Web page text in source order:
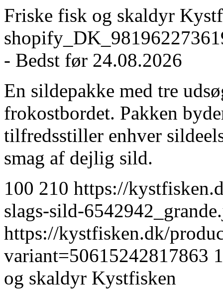
Friske fisk og skaldyr
- Bedst før 24.08.2026
En sildepakke med tre
frokostbordet. Pakken
tilfredsstiller enhver
smag af dejlig sild.
100 210 https://
slags-sild-
https://kystfisken.dk/
variant=50615242817863
og skaldyr Kystfisken